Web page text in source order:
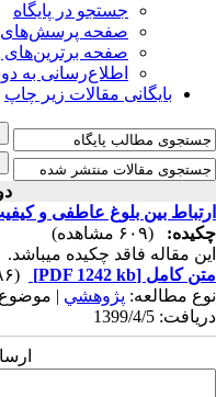
جستجو در پایگاه
صفحه پرسش‌های
صفحه برترین‌های
اطلاع‌رسانی به
بایگانی مقالات زیر چاپ
دوره ۳، شماره
ارتباط بین بلوغ عاطفی و
چکیده:
(۶۰۹ مشاهده)
این مقاله فاقد چکیده می​باشد.
متن کامل [PDF 1242 kb]
(۴۸۶ دریافت)
نوع مطالعه: پژوهشي | موضوع
دریافت: 1399/4/5